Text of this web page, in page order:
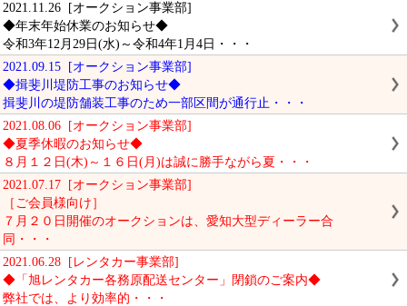
2021.11.26 [オークション事業部]
◆年末年始休業のお知らせ◆
令和3年12月29日(水)～令和4年1月4日・・・
2021.09.15 [オークション事業部]
◆揖斐川堤防工事のお知らせ◆
揖斐川の堤防舗装工事のため一部区間が通行止・・・
2021.08.06 [オークション事業部]
◆夏季休暇のお知らせ◆
８月１２日(木)～１６日(月)は誠に勝手ながら夏・・・
2021.07.17 [オークション事業部]
［ご会員様向け］
７月２０日開催のオークションは、愛知大型ディーラー合
同・・・
2021.06.28 [レンタカー事業部]
◆「旭レンタカー各務原配送センター」閉鎖のご案内◆
弊社では、より効率的・・・